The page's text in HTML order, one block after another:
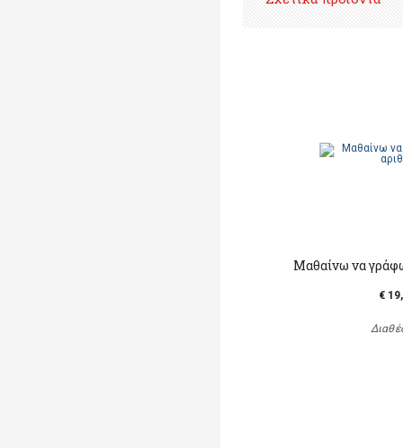
Mαθαίνω να
€